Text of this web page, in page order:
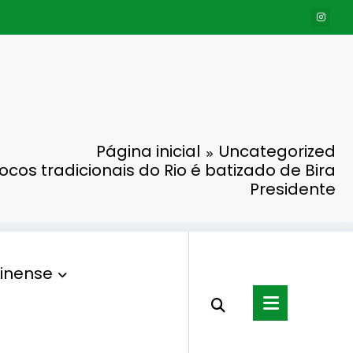
Página inicial
Uncategorized
tradicionais do Rio é batizado de Bira
Presidente